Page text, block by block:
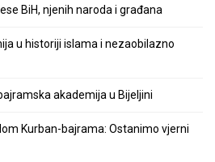
BiH, njenih naroda i građana
u historiji islama i nezaobilazno
akademija u Bijeljini
Kurban-bajrama: Ostanimo vjerni